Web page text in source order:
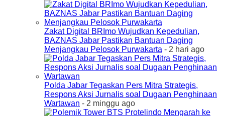
Zakat Digital BRImo Wujudkan Kepedulian,
BAZNAS Jabar Pastikan Bantuan Daging
Menjangkau Pelosok Purwakarta - 2 hari ago
Polda Jabar Tegaskan Pers Mitra Strategis,
Respons Aksi Jurnalis soal Dugaan Penghinaan
Wartawan - 2 minggu ago